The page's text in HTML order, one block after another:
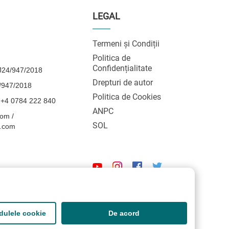
947/2018
2018
0784 222 840
/
LEGAL
Termeni și Condiții
Politica de
Confidențialitate
Drepturi de autor
Politica de Cookies
ANPC
SOL
cookie De acord